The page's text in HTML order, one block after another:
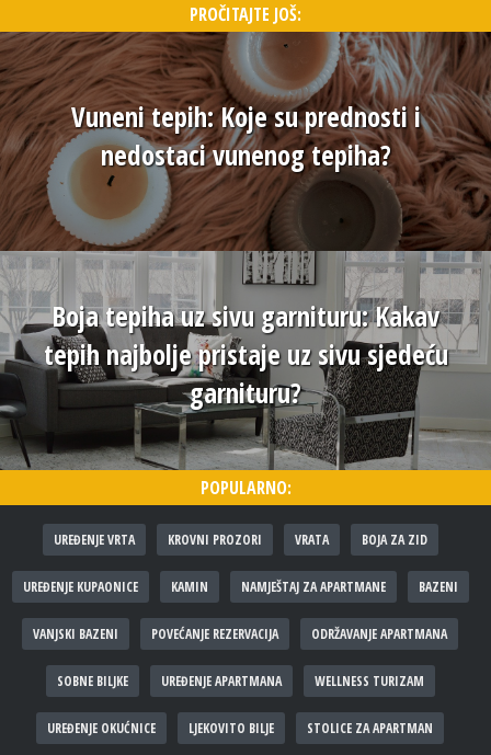
PROČITAJTE JOŠ:
Vuneni tepih: Koje su prednosti i
nedostaci vunenog tepiha?
Boja tepiha uz sivu garnituru: Kakav
tepih najbolje pristaje uz sivu sjedeću
garnituru?
POPULARNO:
UREĐENJE VRTA KROVNI PROZORI VRATA BOJA ZA ZID
UREĐENJE KUPAONICE KAMIN NAMJEŠTAJ ZA APARTMANE BAZENI
VANJSKI BAZENI POVEĆANJE REZERVACIJA ODRŽAVANJE APARTMANA
SOBNE BILJKE UREĐENJE APARTMANA WELLNESS TURIZAM
UREĐENJE OKUĆNICE LJEKOVITO BILJE STOLICE ZA APARTMAN